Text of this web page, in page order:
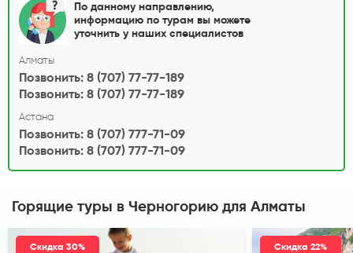
По данному направлению,
информацию по турам вы можете
уточнить у наших специалистов
Алматы
Позвонить: 8 (707) 77-77-189
Позвонить: 8 (707) 77-77-189
Астана
Позвонить: 8 (707) 777-71-09
Позвонить: 8 (707) 777-71-09
Горящие туры в Черногорию для Алматы
Скидка 30% Скидка 22%